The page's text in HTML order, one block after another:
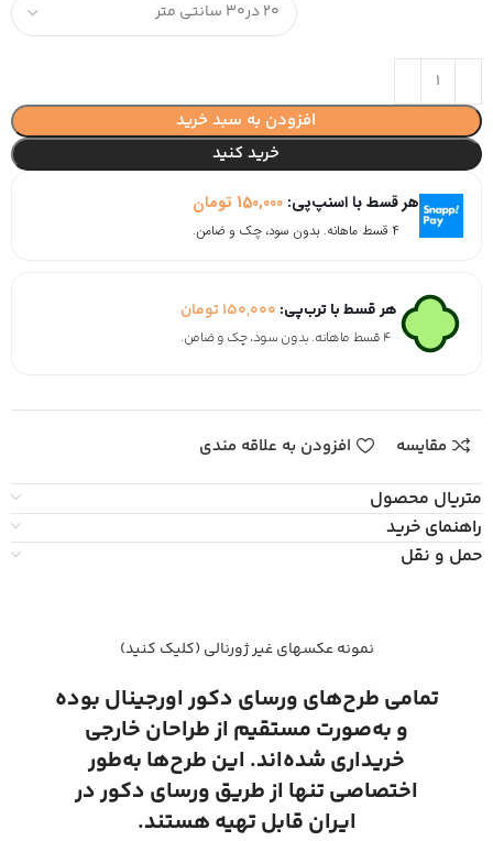
افزودن به سبد خرید
خرید کنید
هر قسط با اسنپ‌پی:150,000 تومان
۴ قسط ماهانه. بدون سود، چک و ضامن.
هر قسط با ترب‌پی: 150,000تومان
۴ قسط ماهانه. بدون سود، چک و ضامن.
مقایسه افزودن به علاقه مندی
متریال محصول
راهنمای خرید
حمل و نقل
نمونه عکسهای غیر ژورنالی (کلیک کنید)
تمامی طرح‌های ورسای دکور اورجینال بوده
و به‌صورت مستقیم از طراحان خارجی
خریداری شده‌اند. این طرح‌ها به‌طور
اختصاصی تنها از طریق ورسای دکور در
ایران قابل تهیه هستند.